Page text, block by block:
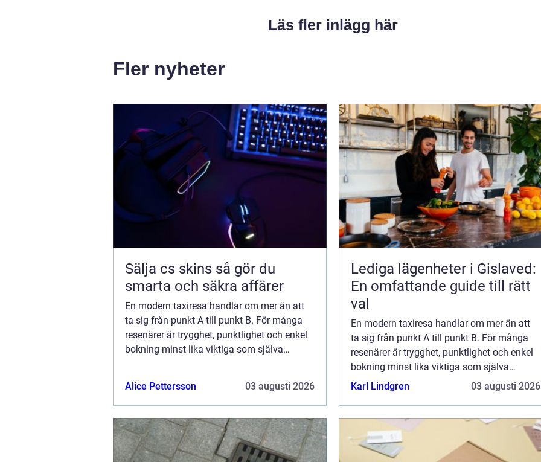
Läs fler inlägg här
Fler nyheter
Sälja cs skins så gör du
smarta och säkra affärer
En modern taxiresa handlar om mer än att
ta sig från punkt A till punkt B. För många
resenärer är trygghet, punktlighet och enkel
bokning minst lika viktiga som själva
Alice Pettersson 03 augusti 2026
Lediga lägenheter i Gislaved:
En omfattande guide till rätt
val
En modern taxiresa handlar om mer än att
ta sig från punkt A till punkt B. För många
resenärer är trygghet, punktlighet och enkel
bokning minst lika viktiga som själva
transporten. I en kuststad som Falkenberg,
Karl Lindgren 03 augusti 2026